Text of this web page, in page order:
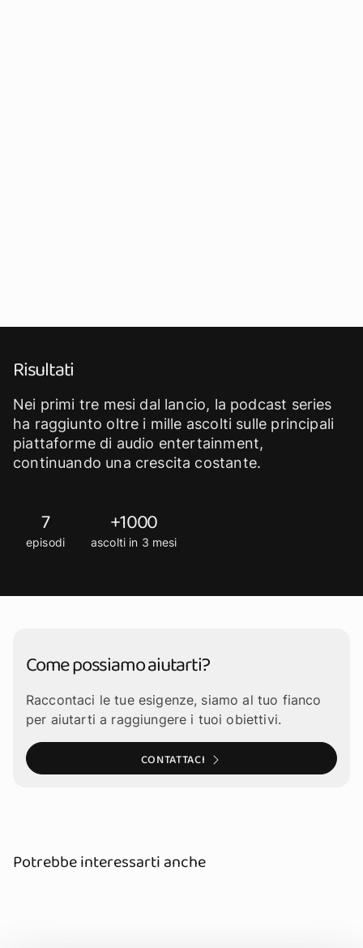
Risultati
Nei primi tre mesi dal lancio, la podcast series
ha raggiunto oltre i mille ascolti sulle principali
piattaforme di audio entertainment,
continuando una crescita costante.
7
episodi
+1000
ascolti in 3 mesi
Come possiamo aiutarti?
Raccontaci le tue esigenze, siamo al tuo fianco
per aiutarti a raggiungere i tuoi obiettivi.
CONTATTACI
Potrebbe interessarti anche